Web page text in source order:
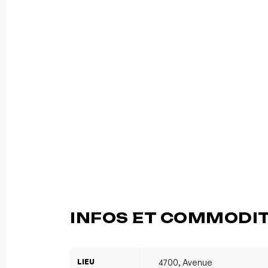
INFOS ET
LIEU
4700, Avenue